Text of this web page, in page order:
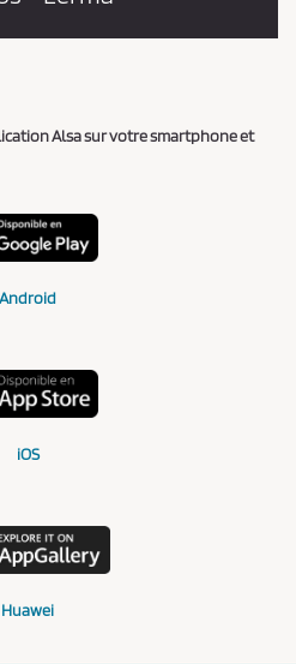
Alsa sur votre smartphone et
Android
iOS
Huawei